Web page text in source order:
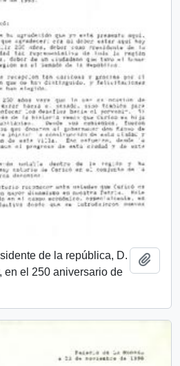
de la república, D.
en el 250 aniversario de